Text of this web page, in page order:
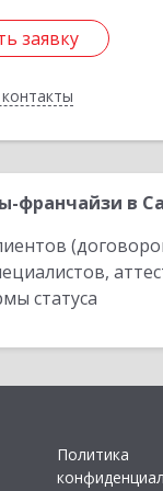
заявку
заявку
франчайзи в
статуса
Политика